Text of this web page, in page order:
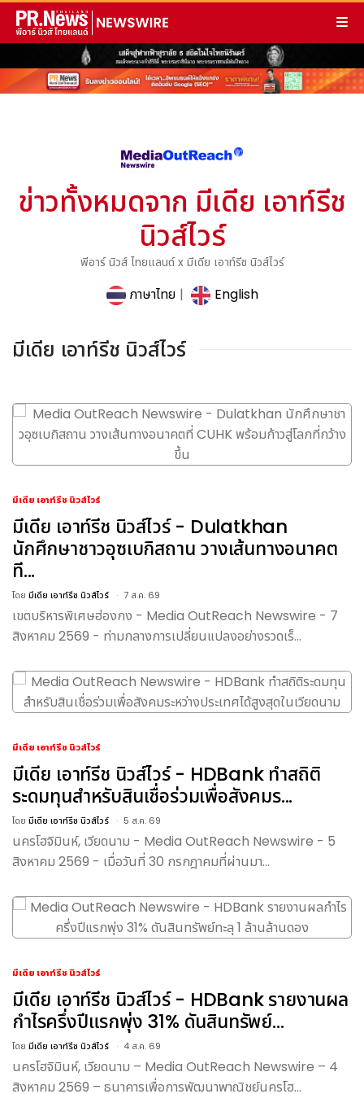
ข่าวทั้งหมดจาก มีเดีย เอาท์รีช
นิวส์ไวร์
พีอาร์ นิวส์ ไทยแลนด์ x มีเดีย เอาท์รีช นิวส์ไวร์
ภาษาไทย | English
มีเดีย เอาท์รีช นิวส์ไวร์
มีเดีย เอาท์รีช นิวส์ไวร์
มีเดีย เอาท์รีช นิวส์ไวร์ - Dulatkhan
นักศึกษาชาวอุซเบกิสถาน วางเส้นทางอนาคต
ที...
โดย มีเดีย เอาท์รีช นิวส์ไวร์ 7 ส.ค. 69
เขตบริหารพิเศษฮ่องกง - Media OutReach Newswire - 7
สิงหาคม 2569 - ท่ามกลางการเปลี่ยนแปลงอย่างรวดเร็...
มีเดีย เอาท์รีช นิวส์ไวร์
มีเดีย เอาท์รีช นิวส์ไวร์ - HDBank ทำสถิติ
ระดมทุนสำหรับสินเชื่อร่วมเพื่อสังคมร...
โดย มีเดีย เอาท์รีช นิวส์ไวร์ 5 ส.ค. 69
นครโฮจิมินห์, เวียดนาม - Media OutReach Newswire - 5
สิงหาคม 2569 - เมื่อวันที่ 30 กรกฎาคมที่ผ่านมา...
มีเดีย เอาท์รีช นิวส์ไวร์
มีเดีย เอาท์รีช นิวส์ไวร์ - HDBank รายงานผล
กำไรครึ่งปีแรกพุ่ง 31% ดันสินทรัพย์...
โดย มีเดีย เอาท์รีช นิวส์ไวร์ 4 ส.ค. 69
นครโฮจิมินห์, เวียดนาม – Media OutReach Newswire – 4
สิงหาคม 2569 – ธนาคารเพื่อการพัฒนาพาณิชย์นครโฮ...